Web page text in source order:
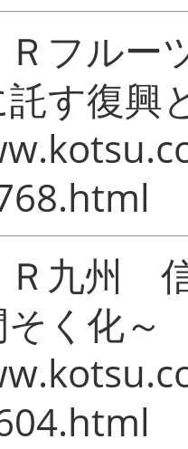
フルー
す復興
九州 信
く化～